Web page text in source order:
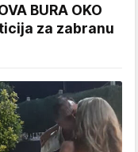
BURA OKO
za zabranu